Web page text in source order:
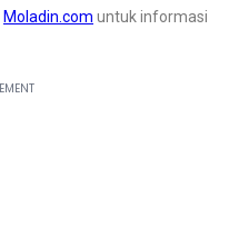
Moladin.com untuk informasi